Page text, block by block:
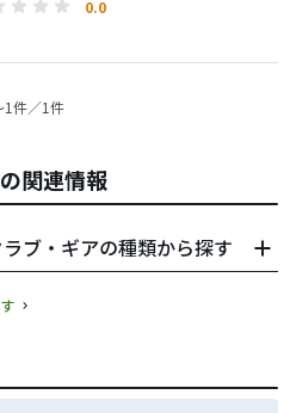
0.0
1件／1件
関連情報
ブ・ギアの種類から探す